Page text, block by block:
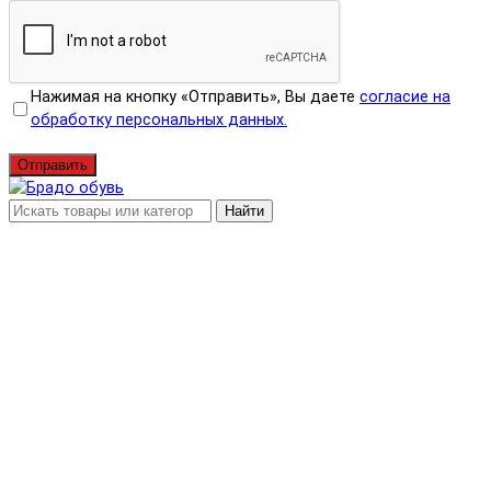
Нажимая на кнопку «Отправить», Вы даете согласие на
обработку персональных данных.
Отправить
Найти